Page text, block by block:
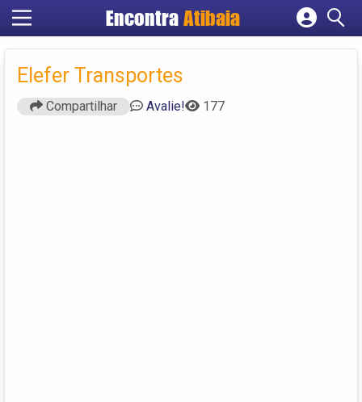
Encontra Atibaia
Cadastrar empresa
Criar conta
Elefer Transportes
Compartilhar Avalie! 177